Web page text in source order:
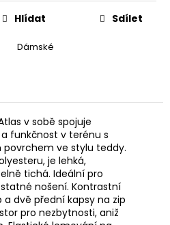
Dámské
Hlídat Sdílet
v sobě spojuje
funkčnost v terénu s
ve stylu teddy.
je lehká,
tichá. Ideální pro
nošení. Kontrastní
a dvě přední kapsy na zip
pro nezbytnosti, aniž